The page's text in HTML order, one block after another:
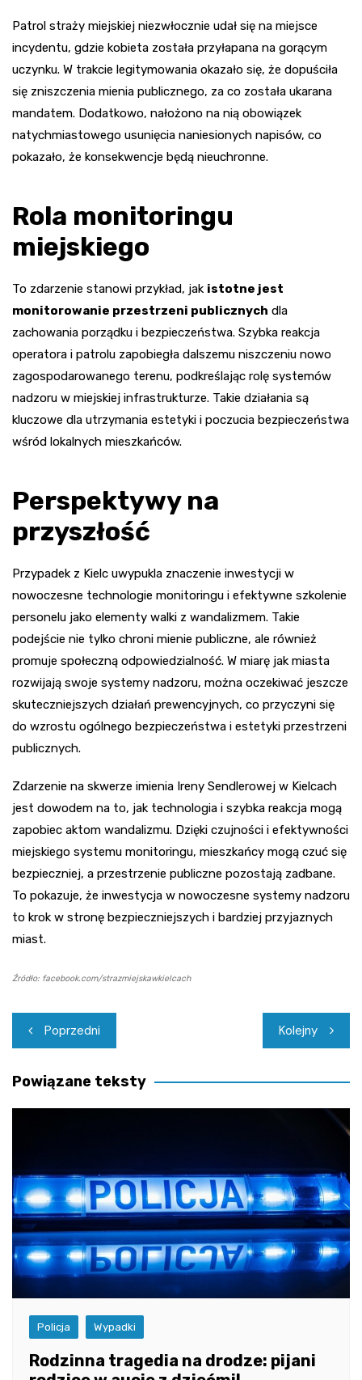
Patrol straży miejskiej niezwłocznie udał się na miejsce
incydentu, gdzie kobieta została przyłapana na gorącym
uczynku. W trakcie legitymowania okazało się, że dopuściła
się zniszczenia mienia publicznego, za co została ukarana
mandatem. Dodatkowo, nałożono na nią obowiązek
natychmiastowego usunięcia naniesionych napisów, co
pokazało, że konsekwencje będą nieuchronne.
Rola monitoringu
miejskiego
To zdarzenie stanowi przykład, jak istotne jest
monitorowanie przestrzeni publicznych dla
zachowania porządku i bezpieczeństwa. Szybka reakcja
operatora i patrolu zapobiegła dalszemu niszczeniu nowo
zagospodarowanego terenu, podkreślając rolę systemów
nadzoru w miejskiej infrastrukturze. Takie działania są
kluczowe dla utrzymania estetyki i poczucia bezpieczeństwa
wśród lokalnych mieszkańców.
Perspektywy na
przyszłość
Przypadek z Kielc uwypukla znaczenie inwestycji w
nowoczesne technologie monitoringu i efektywne szkolenie
personelu jako elementy walki z wandalizmem. Takie
podejście nie tylko chroni mienie publiczne, ale również
promuje społeczną odpowiedzialność. W miarę jak miasta
rozwijają swoje systemy nadzoru, można oczekiwać jeszcze
skuteczniejszych działań prewencyjnych, co przyczyni się
do wzrostu ogólnego bezpieczeństwa i estetyki przestrzeni
publicznych.
Zdarzenie na skwerze imienia Ireny Sendlerowej w Kielcach
jest dowodem na to, jak technologia i szybka reakcja mogą
zapobiec aktom wandalizmu. Dzięki czujności i efektywności
miejskiego systemu monitoringu, mieszkańcy mogą czuć się
bezpieczniej, a przestrzenie publiczne pozostają zadbane.
To pokazuje, że inwestycja w nowoczesne systemy nadzoru
to krok w stronę bezpieczniejszych i bardziej przyjaznych
miast.
Źródło: facebook.com/strazmiejskawkielcach
Nawigacja
wpisu
Poprzedni Kolejny
Powiązane teksty
Policja Wypadki
Rodzinna tragedia na drodze: pijani